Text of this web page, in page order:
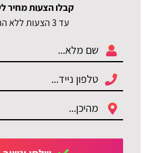
קבלו הצעות מחיר
עד 3 הצעות ללא התחייבות בחינם: